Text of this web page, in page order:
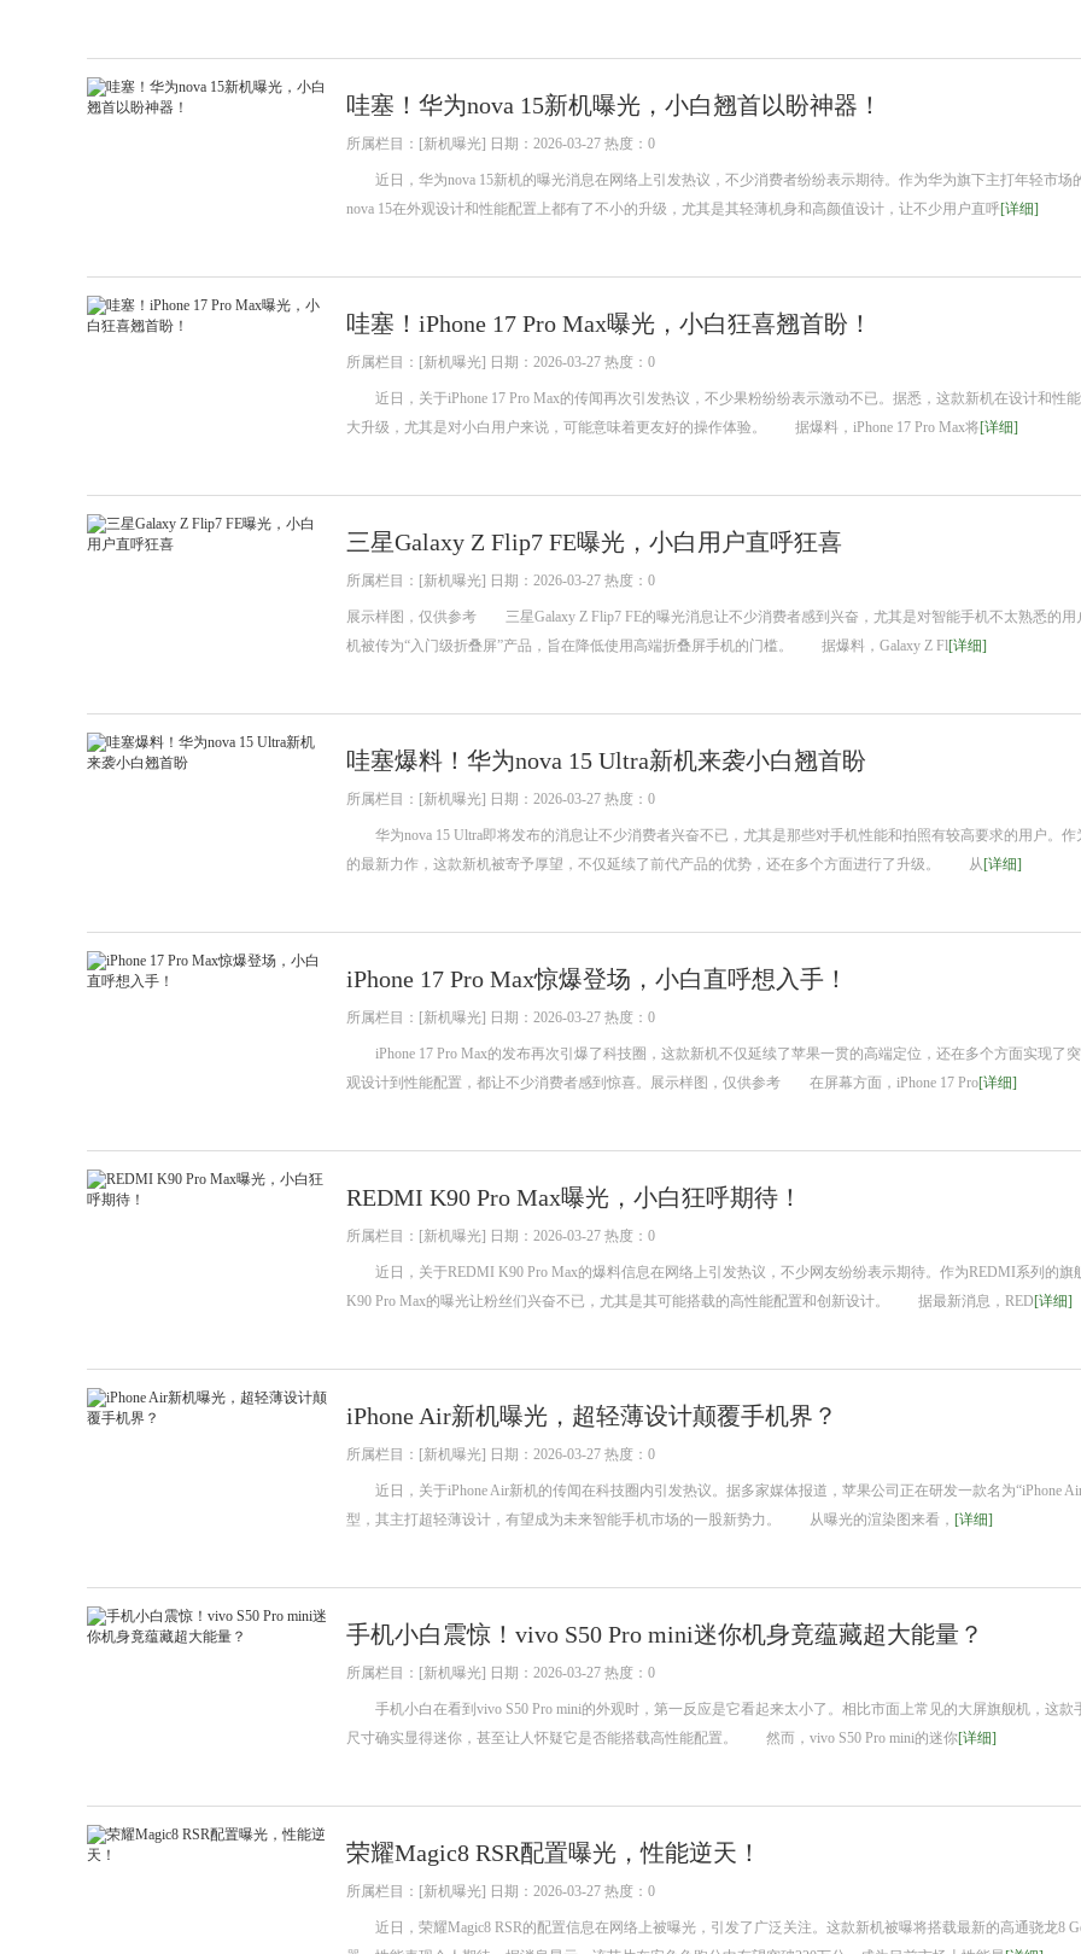
哇塞！华为nova 15新机曝光，小白翘首以盼神器！
所属栏目：[新机曝光] 日期：2026-03-27 热度：0
近日，华为nova 15新机的曝光消息在网络上引发热议，不少消费者纷纷表示期待。作为华为旗下主打年轻市场
nova 15在外观设计和性能配置上都有了不小的升级，尤其是其轻薄机身和高颜值设计，让不少用户直呼[详细]
哇塞！iPhone 17 Pro Max曝光，小白狂喜翘首盼！
所属栏目：[新机曝光] 日期：2026-03-27 热度：0
近日，关于iPhone 17 Pro Max的传闻再次引发热议，不少果粉纷纷表示激动不已。据悉，这款新机在设计和性
大升级，尤其是对小白用户来说，可能意味着更友好的操作体验。 据爆料，iPhone 17 Pro Max将[详细]
三星Galaxy Z Flip7 FE曝光，小白用户直呼狂喜
所属栏目：[新机曝光] 日期：2026-03-27 热度：0
展示样图，仅供参考 三星Galaxy Z Flip7 FE的曝光消息让不少消费者感到兴奋，尤其是对智能手机不太熟悉的用
机被传为“入门级折叠屏”产品，旨在降低使用高端折叠屏手机的门槛。 据爆料，Galaxy Z Fl[详细]
哇塞爆料！华为nova 15 Ultra新机来袭小白翘首盼
所属栏目：[新机曝光] 日期：2026-03-27 热度：0
华为nova 15 Ultra即将发布的消息让不少消费者兴奋不已，尤其是那些对手机性能和拍照有较高要求的用户。作
的最新力作，这款新机被寄予厚望，不仅延续了前代产品的优势，还在多个方面进行了升级。 从[详细]
iPhone 17 Pro Max惊爆登场，小白直呼想入手！
所属栏目：[新机曝光] 日期：2026-03-27 热度：0
iPhone 17 Pro Max的发布再次引爆了科技圈，这款新机不仅延续了苹果一贯的高端定位，还在多个方面实现了
观设计到性能配置，都让不少消费者感到惊喜。展示样图，仅供参考 在屏幕方面，iPhone 17 Pro[详细]
REDMI K90 Pro Max曝光，小白狂呼期待！
所属栏目：[新机曝光] 日期：2026-03-27 热度：0
近日，关于REDMI K90 Pro Max的爆料信息在网络上引发热议，不少网友纷纷表示期待。作为REDMI系列的旗
K90 Pro Max的曝光让粉丝们兴奋不已，尤其是其可能搭载的高性能配置和创新设计。 据最新消息，RED[详细]
iPhone Air新机曝光，超轻薄设计颠覆手机界？
所属栏目：[新机曝光] 日期：2026-03-27 热度：0
近日，关于iPhone Air新机的传闻在科技圈内引发热议。据多家媒体报道，苹果公司正在研发一款名为“iPhone
型，其主打超轻薄设计，有望成为未来智能手机市场的一股新势力。 从曝光的渲染图来看， [详细]
手机小白震惊！vivo S50 Pro mini迷你机身竟蕴藏超大能量？
所属栏目：[新机曝光] 日期：2026-03-27 热度：0
手机小白在看到vivo S50 Pro mini的外观时，第一反应是它看起来太小了。相比市面上常见的大屏旗舰机，这款
尺寸确实显得迷你，甚至让人怀疑它是否能搭载高性能配置。 然而，vivo S50 Pro mini的迷你[详细]
荣耀Magic8 RSR配置曝光，性能逆天！
所属栏目：[新机曝光] 日期：2026-03-27 热度：0
近日，荣耀Magic8 RSR的配置信息在网络上被曝光，引发了广泛关注。这款新机被曝将搭载最新的高通骁龙8